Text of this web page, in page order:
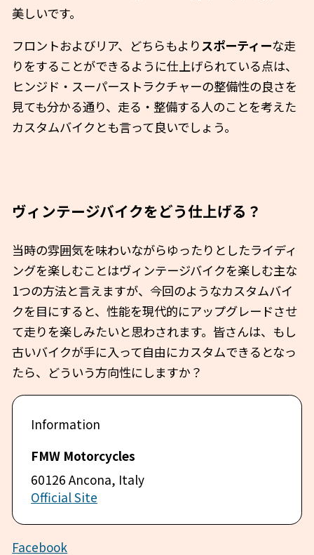
美しいです。
フロントおよびリア、どちらもよりスポーティーな走
りをすることができるように仕上げられている点は、
ヒンジド・スーパーストラクチャーの整備性の良さを
見ても分かる通り、走る・整備する人のことを考えた
カスタムバイクとも言って良いでしょう。
ヴィンテージバイクをどう仕上げる？
当時の雰囲気を味わいながらゆったりとしたライディ
ングを楽しむことはヴィンテージバイクを楽しむ主な
1つの方法と言えますが、今回のようなカスタムバイ
クを目にすると、性能を現代的にアップグレードさせ
て走りを楽しみたいと思わされます。皆さんは、もし
古いバイクが手に入って自由にカスタムできるとなっ
たら、どういう方向性にしますか？
FMW Motorcycles
60126 Ancona, Italy
Official Site
Facebook